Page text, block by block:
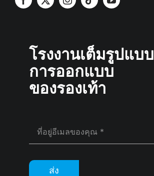
โรงงานเต็มรูปแบบ
การออกแบบ
ของรองเท้า
ส่ง